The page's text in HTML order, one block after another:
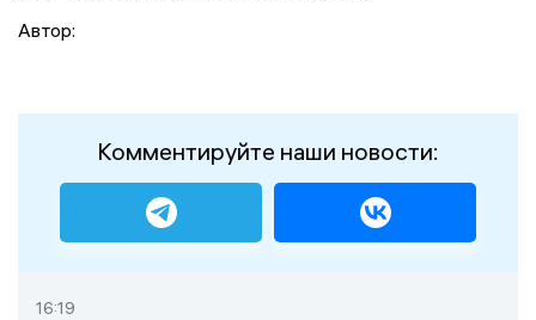
Автор:
Комментируйте наши новости:
16:19